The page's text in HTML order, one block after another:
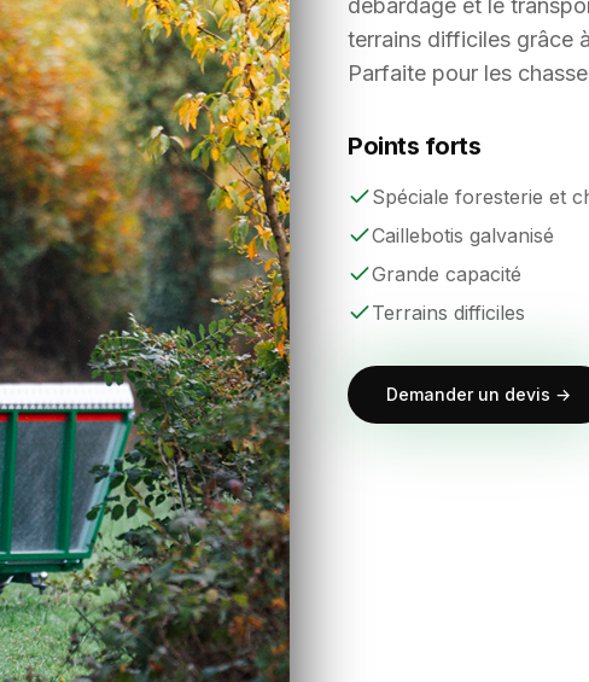
débardage et le
terrains difficiles grâce
Parfaite pour les
Points forts
Spéciale foresterie et
Caillebotis galvanisé
Grande capacité
Terrains difficiles
Demander un devis →